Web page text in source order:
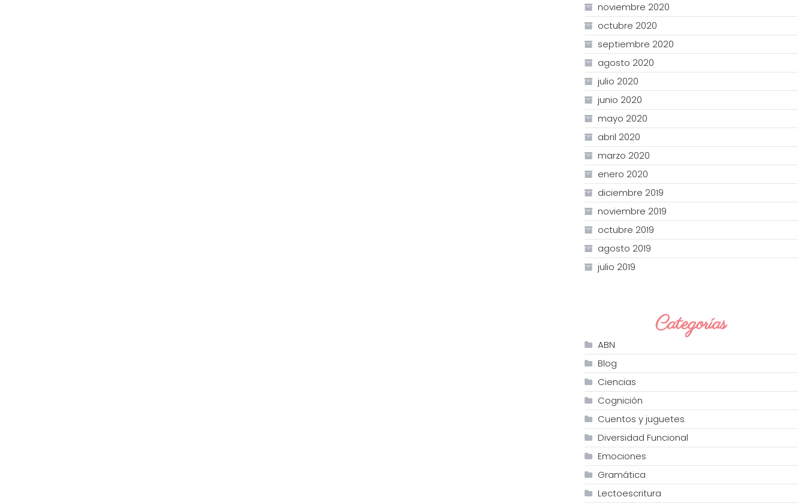
noviembre 2020
octubre 2020
septiembre 2020
agosto 2020
julio 2020
junio 2020
mayo 2020
abril 2020
marzo 2020
enero 2020
diciembre 2019
noviembre 2019
octubre 2019
agosto 2019
julio 2019
Categorías
ABN
Blog
Ciencias
Cognición
Cuentos y juguetes
Diversidad Funcional
Emociones
Gramática
Lectoescritura